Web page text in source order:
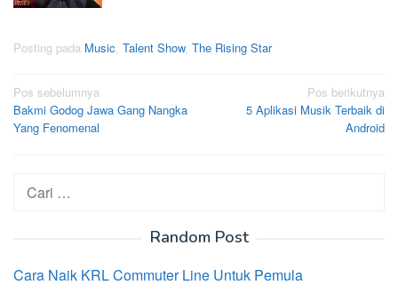
Posting pada Music Talent Show, The Rising Star
Navigasi
pos
Pos sebelumnya
Bakmi Godog Jawa Gang Nangka
Yang Fenomenal
Pos berikutnya
5 Aplikasi Musik Terbaik di
Android
Cari
Random Post
Cara Naik KRL Commuter Line Untuk Pemula